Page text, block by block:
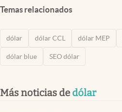
Temas relacionados
dólar dólar CCL dólar MEP
dólar blue SEO dólar
Más noticias de dólar